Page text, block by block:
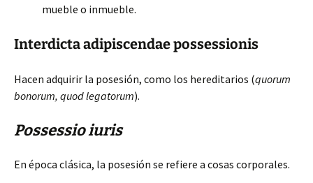
mueble o inmueble.
Interdicta adipiscendae possessionis
Hacen adquirir la posesión, como los hereditarios (quorum
bonorum, quod legatorum).
Possessio iuris
En época clásica, la posesión se refiere a cosas corporales.